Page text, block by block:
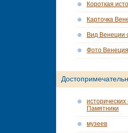
Короткая
Карточка
Вид Венеции
Фото Венеция
Памятники
музеев